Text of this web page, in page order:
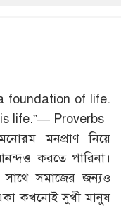
foundation of life.
life.”— Proverbs
মনপ্রাণ নিয়ে
করতে পারিনা।
সমাজের জন্যও
কখনোই সুখী মানুষ